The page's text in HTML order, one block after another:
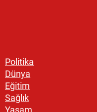
Politika
Dünya
Eğitim
Sağlık
Yaşam